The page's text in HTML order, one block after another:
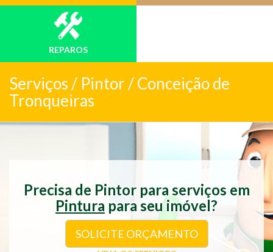
REPAROS
Serviços / Pintor / Conceição de
Tronqueiras
Precisa de Pintor para serviços em
Pintura para seu imóvel?
SOLICITE ORÇAMENTO